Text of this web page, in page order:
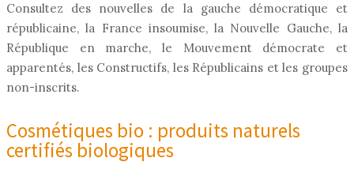
Consultez des nouvelles de la gauche démocratique et
républicaine, la France insoumise, la Nouvelle Gauche, la
République en marche, le Mouvement démocrate et
apparentés, les Constructifs, les Républicains et les groupes
non-inscrits.
Cosmétiques bio : produits naturels
certifiés biologiques